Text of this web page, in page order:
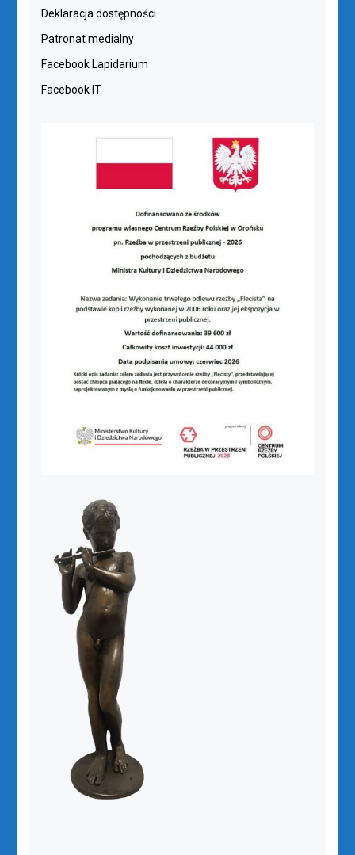
Deklaracja dostępności
Patronat medialny
Facebook Lapidarium
Facebook IT